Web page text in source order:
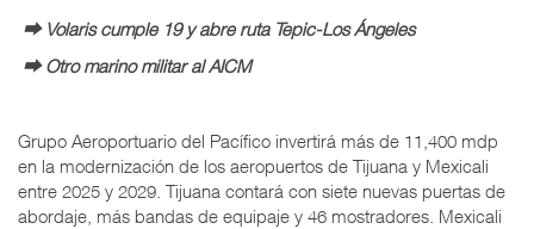
⮕ Volaris cumple 19 y abre ruta Tepic-Los Ángeles
⮕ Otro marino militar al AICM
Grupo Aeroportuario del Pacífico invertirá más de 11,400 mdp
en la modernización de los aeropuertos de Tijuana y Mexicali
entre 2025 y 2029. Tijuana contará con siete nuevas puertas de
abordaje, más bandas de equipaje y 46 mostradores. Mexicali